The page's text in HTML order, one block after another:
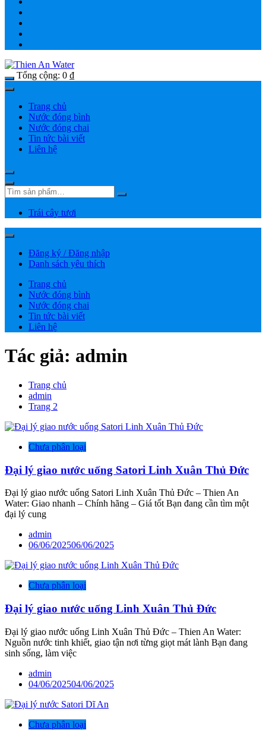
Tổng cộng: 0 ₫
Trang chủ
Nước đóng bình
Nước đóng chai
Tin tức bài viết
Liên hệ
Trái cây tươi
Đăng ký / Đăng nhập
Danh sách yêu thích
Trang chủ
Nước đóng bình
Nước đóng chai
Tin tức bài viết
Liên hệ
Tác giả: admin
Trang chủ
admin
Trang 2
Chưa phân loại
Đại lý giao nước uống Satori Linh Xuân Thủ Đức
Đại lý giao nước uống Satori Linh Xuân Thủ Đức – Thien An
Water: Giao nhanh – Chính hãng – Giá tốt Bạn đang cần tìm một
đại lý cung
admin
06/06/202506/06/2025
Chưa phân loại
Đại lý giao nước uống Linh Xuân Thủ Đức
Đại lý giao nước uống Linh Xuân Thủ Đức – Thien An Water:
Nguồn nước tinh khiết, giao tận nơi từng giọt mát lành Bạn đang
sinh sống, làm việc
admin
04/06/202504/06/2025
Chưa phân loại